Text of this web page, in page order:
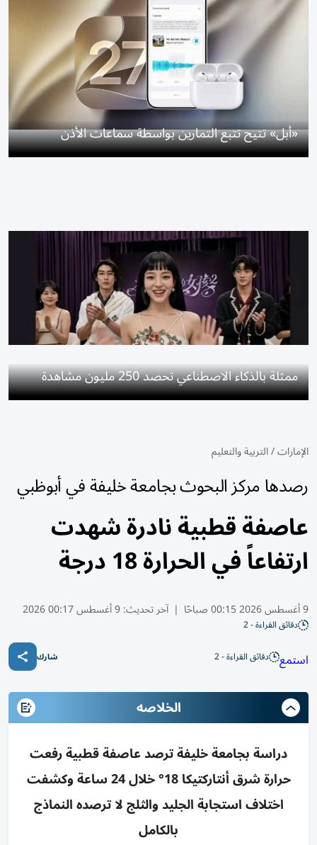
«أبل» تتيح تتبع التمارين بواسطة سماعات الأذن
ممثلة بالذكاء الاصطناعي تحصد 250 مليون مشاهدة
الإمارات/التربية والتعليم
رصدها مركز البحوث بجامعة خليفة في أبوظبي
عاصفة قطبية نادرة شهدت
ارتفاعاً في الحرارة 18 درجة
9 أغسطس 2026 00:15 صباحًا | آخر تحديث:9 أغسطس 00:17 2026
دقائق القراءة - 2
استمع دقائق القراءة - 2 شارك
الخلاصه
دراسة بجامعة خليفة ترصد عاصفة قطبية رفعت
حرارة شرق أنتاركتيكا 18° خلال 24 ساعة وكشفت
اختلاف استجابة الجليد والثلج لا ترصده النماذج
بالكامل